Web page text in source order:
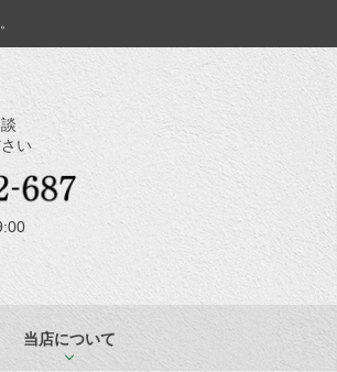
い
当店について